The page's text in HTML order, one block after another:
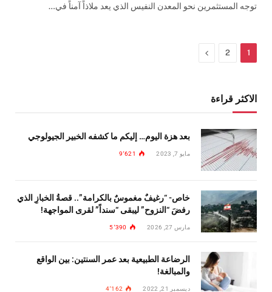
توجه المستثمرين نحو المعدن النفيس الذي يعد ملاذاً آمناً في…
1
2 التالي
الاكثر قراءة
بعد هزة اليوم… إليكم ما كشفه الخبير الجيولوجي
مايو 7, 2023 9٬621
خاص- “رغيفٌ مغموسٌ بالكرامة”.. قصةُ الخبازِ الذي
رفضَ “النزوح” ليبقى “سنداً” لقرى المواجهة!
مارس 27, 2026 5٬390
الرضاعة الطبيعية بعد عمر السنتين: بين الواقع
والمبالغة!
ديسمبر 21, 2022 4٬162